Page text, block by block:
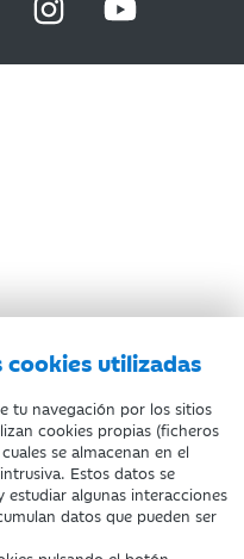
cookies utilizadas
tu navegación por los sitios
cookies propias (ficheros
se almacenan en el
Estos datos se
algunas interacciones
datos que pueden ser
G-50000652.
del Mº de Educación,